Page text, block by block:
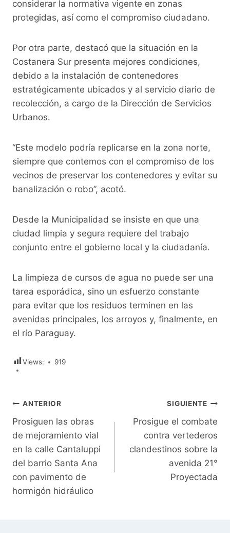
considerar la normativa vigente en zonas
protegidas, así como el compromiso ciudadano.
Por otra parte, destacó que la situación en la
Costanera Sur presenta mejores condiciones,
debido a la instalación de contenedores
estratégicamente ubicados y al servicio diario de
recolección, a cargo de la Dirección de Servicios
Urbanos.
“Este modelo podría replicarse en la zona norte,
siempre que contemos con el compromiso de los
vecinos de preservar los contenedores y evitar su
banalización o robo”, acotó.
Desde la Municipalidad se insiste en que una
ciudad limpia y segura requiere del trabajo
conjunto entre el gobierno local y la ciudadanía.
La limpieza de cursos de agua no puede ser una
tarea esporádica, sino un esfuerzo constante
para evitar que los residuos terminen en las
avenidas principales, los arroyos y, finalmente, en
el río Paraguay.
Views: 919
Navegación
de
entradas
ANTERIOR
Prosiguen las obras
de mejoramiento vial
en la calle Cantaluppi
del barrio Santa Ana
con pavimento de
hormigón hidráulico
SIGUIENTE
Prosigue el combate
contra vertederos
clandestinos sobre la
avenida 21°
Proyectada